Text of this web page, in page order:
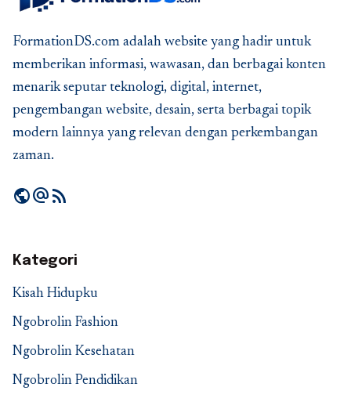
FormationDS.com adalah website yang hadir untuk
memberikan informasi, wawasan, dan berbagai konten
menarik seputar teknologi, digital, internet,
pengembangan website, desain, serta berbagai topik
modern lainnya yang relevan dengan perkembangan
zaman.
publicalternate_emailrss_feed
Kategori
Kisah Hidupku
Ngobrolin Fashion
Ngobrolin Kesehatan
Ngobrolin Pendidikan